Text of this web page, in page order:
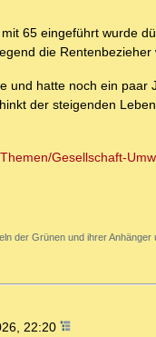
65 eingeführt wurde
die Rentenbezieher
und hatte noch ein
der steigenden
Gesellschaft-
der Grünen und ihrer
22:20